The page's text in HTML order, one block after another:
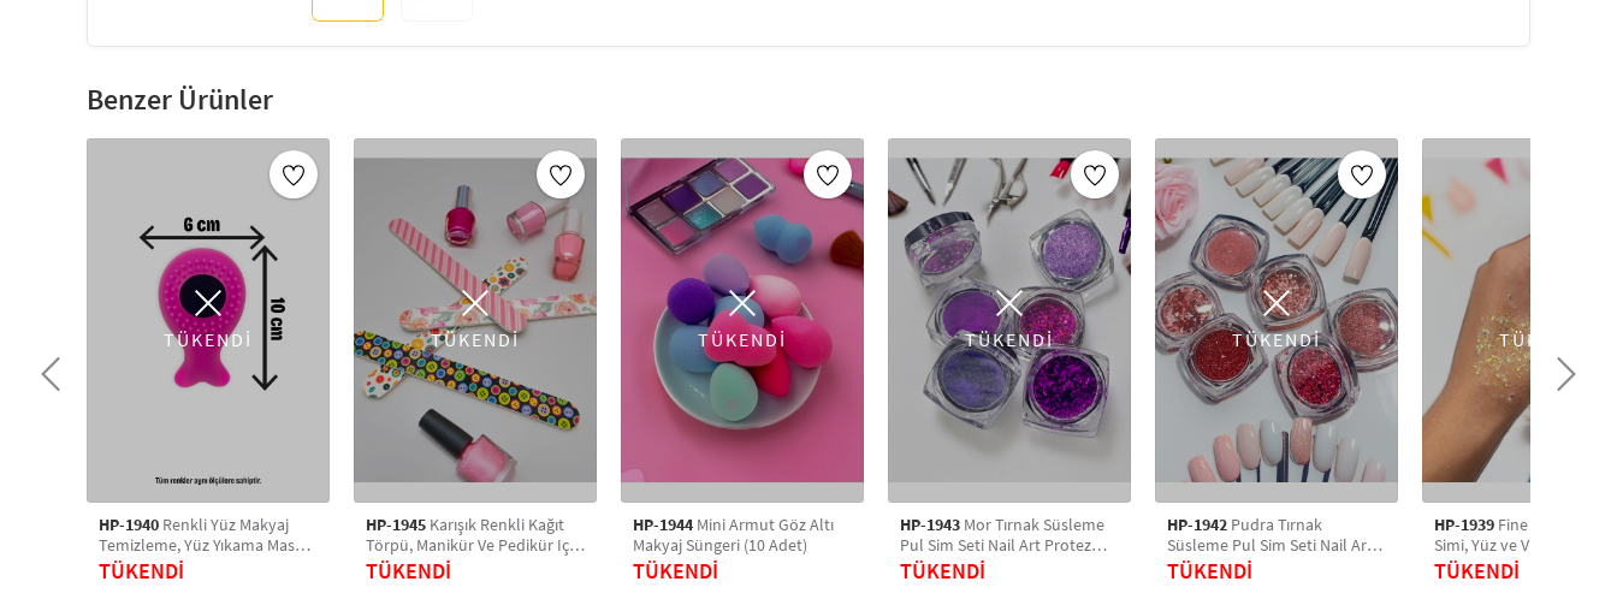
olan her aracı içerir. Makyaj fırçalarından süngerlerine, allık ve fondöten fırçalarından göz makyajı
fırçalarına kadar her aksesuar, makyajınızı en ince detayına kadar uygulamanızı sağlar. Yüksek
kaliteli malzemelerle üretilmiş bu ürünler, hem dayanıklıdır hem de cildinize zarar vermez.
Makyajınıza mükemmel bir son dokunuş eklemek için bu ürünlerle stilinizi yansıtmaya başlayın!
Benzer Ürünler
TÜKENDİ
HP-1940 Renkli Yüz Makyaj
Temizleme, Yüz Yıkama Masaj
Fırçası, Manuel Silikon Fırça 1
Adet
TÜKENDİ
TÜKENDİ
HP-1945 Karışık Renkli Kağıt
Törpü, Manikür Ve Pedikür Için
Çift Taraflı, Desenli 4'lü Törpü
Seti
TÜKENDİ
TÜKENDİ
HP-1944 Mini Armut Göz Altı
Makyaj Süngeri (10 Adet)
TÜKENDİ
TÜKENDİ
HP-1943 Mor Tırnak Süsleme
Pul Sim Seti Nail Art Protez
Tırnak Süsleme
TÜKENDİ
TÜKENDİ
HP-1942 Pudra Tırnak
Süsleme Pul Sim Seti Nail Art
Protez Tırnak Süsleme
TÜKENDİ
TÜKENDİ
HP-1939 Fine Flakes Blue
Simi, Yüz ve Vücut
Party Glitter Makyaj Simi
TÜKENDİ